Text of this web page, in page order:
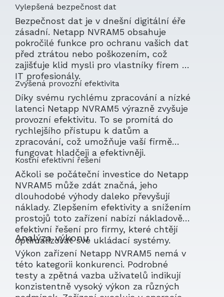
Vylepšená bezpečnost dat
Bezpečnost dat je v dnešní digitální éře
zásadní. Netapp NVRAM5 obsahuje
pokročilé funkce pro ochranu vašich dat
před ztrátou nebo poškozením, což
zajišťuje klid mysli pro vlastníky firem a
IT profesionály.
Zvýšená provozní efektivita
Díky svému rychlému zpracování a nízké
latenci Netapp NVRAM5 výrazně zvyšuje
provozní efektivitu. To se promítá do
rychlejšího přístupu k datům a
zpracování, což umožňuje vaší firmě
fungovat hladčeji a efektivněji.
Kostní efektivní řešení
Ačkoli se počáteční investice do Netapp
NVRAM5 může zdát značná, jeho
dlouhodobé výhody daleko převyšují
náklady. Zlepšením efektivity a snížením
prostojů toto zařízení nabízí nákladově
efektivní řešení pro firmy, které chtějí
optimalizovat své ukládací systémy.
Analýza výkonu
Výkon zařízení Netapp NVRAM5 nemá v
této kategorii konkurenci. Podrobné
testy a zpětná vazba uživatelů indikují
konzistentně vysoký výkon za různých